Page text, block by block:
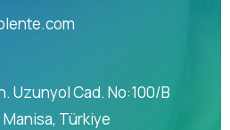
Uzunyol Cad. No:100/B
Türkiye